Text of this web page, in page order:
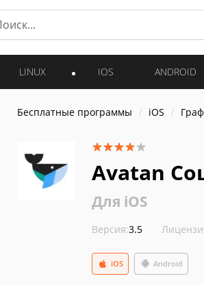
LINUX IOS ANDROID
Бесплатные программы iOS
Avatan
Для iOS
Версия:3.5
Android
iOS